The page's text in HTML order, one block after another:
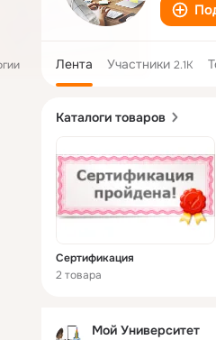
Лента Участники 2.1K
Каталоги товаров
Сертификация
2 товара
Мой Университет